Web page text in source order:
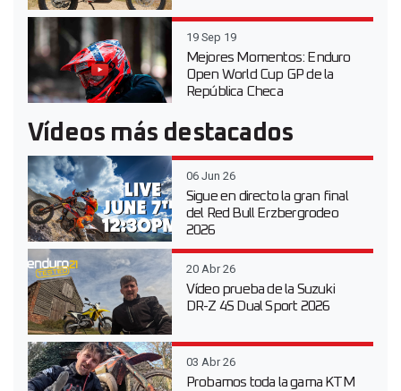
19 Sep 19
Mejores Momentos: Enduro
Open World Cup GP de la
República Checa
Vídeos más destacados
06 Jun 26
Sigue en directo la gran final
del Red Bull Erzbergrodeo
2026
20 Abr 26
Vídeo prueba de la Suzuki
DR-Z 4S Dual Sport 2026
03 Abr 26
Probamos toda la gama KTM